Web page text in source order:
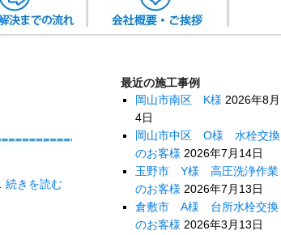
続きを読む
最近の施工事例
岡山市南区 K様 2026年8月
4日
岡山市中区 O様 水栓交換
のお客様 2026年7月14日
玉野市 Y様 高圧洗浄作業
のお客様 2026年7月13日
倉敷市 A様 台所水栓交換
のお客様 2026年3月13日